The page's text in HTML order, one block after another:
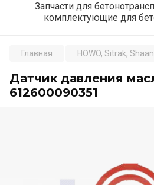
Запчасти для
комплектующие для
Главная HOWO, Sitrak,
Датчик давления
612600090351